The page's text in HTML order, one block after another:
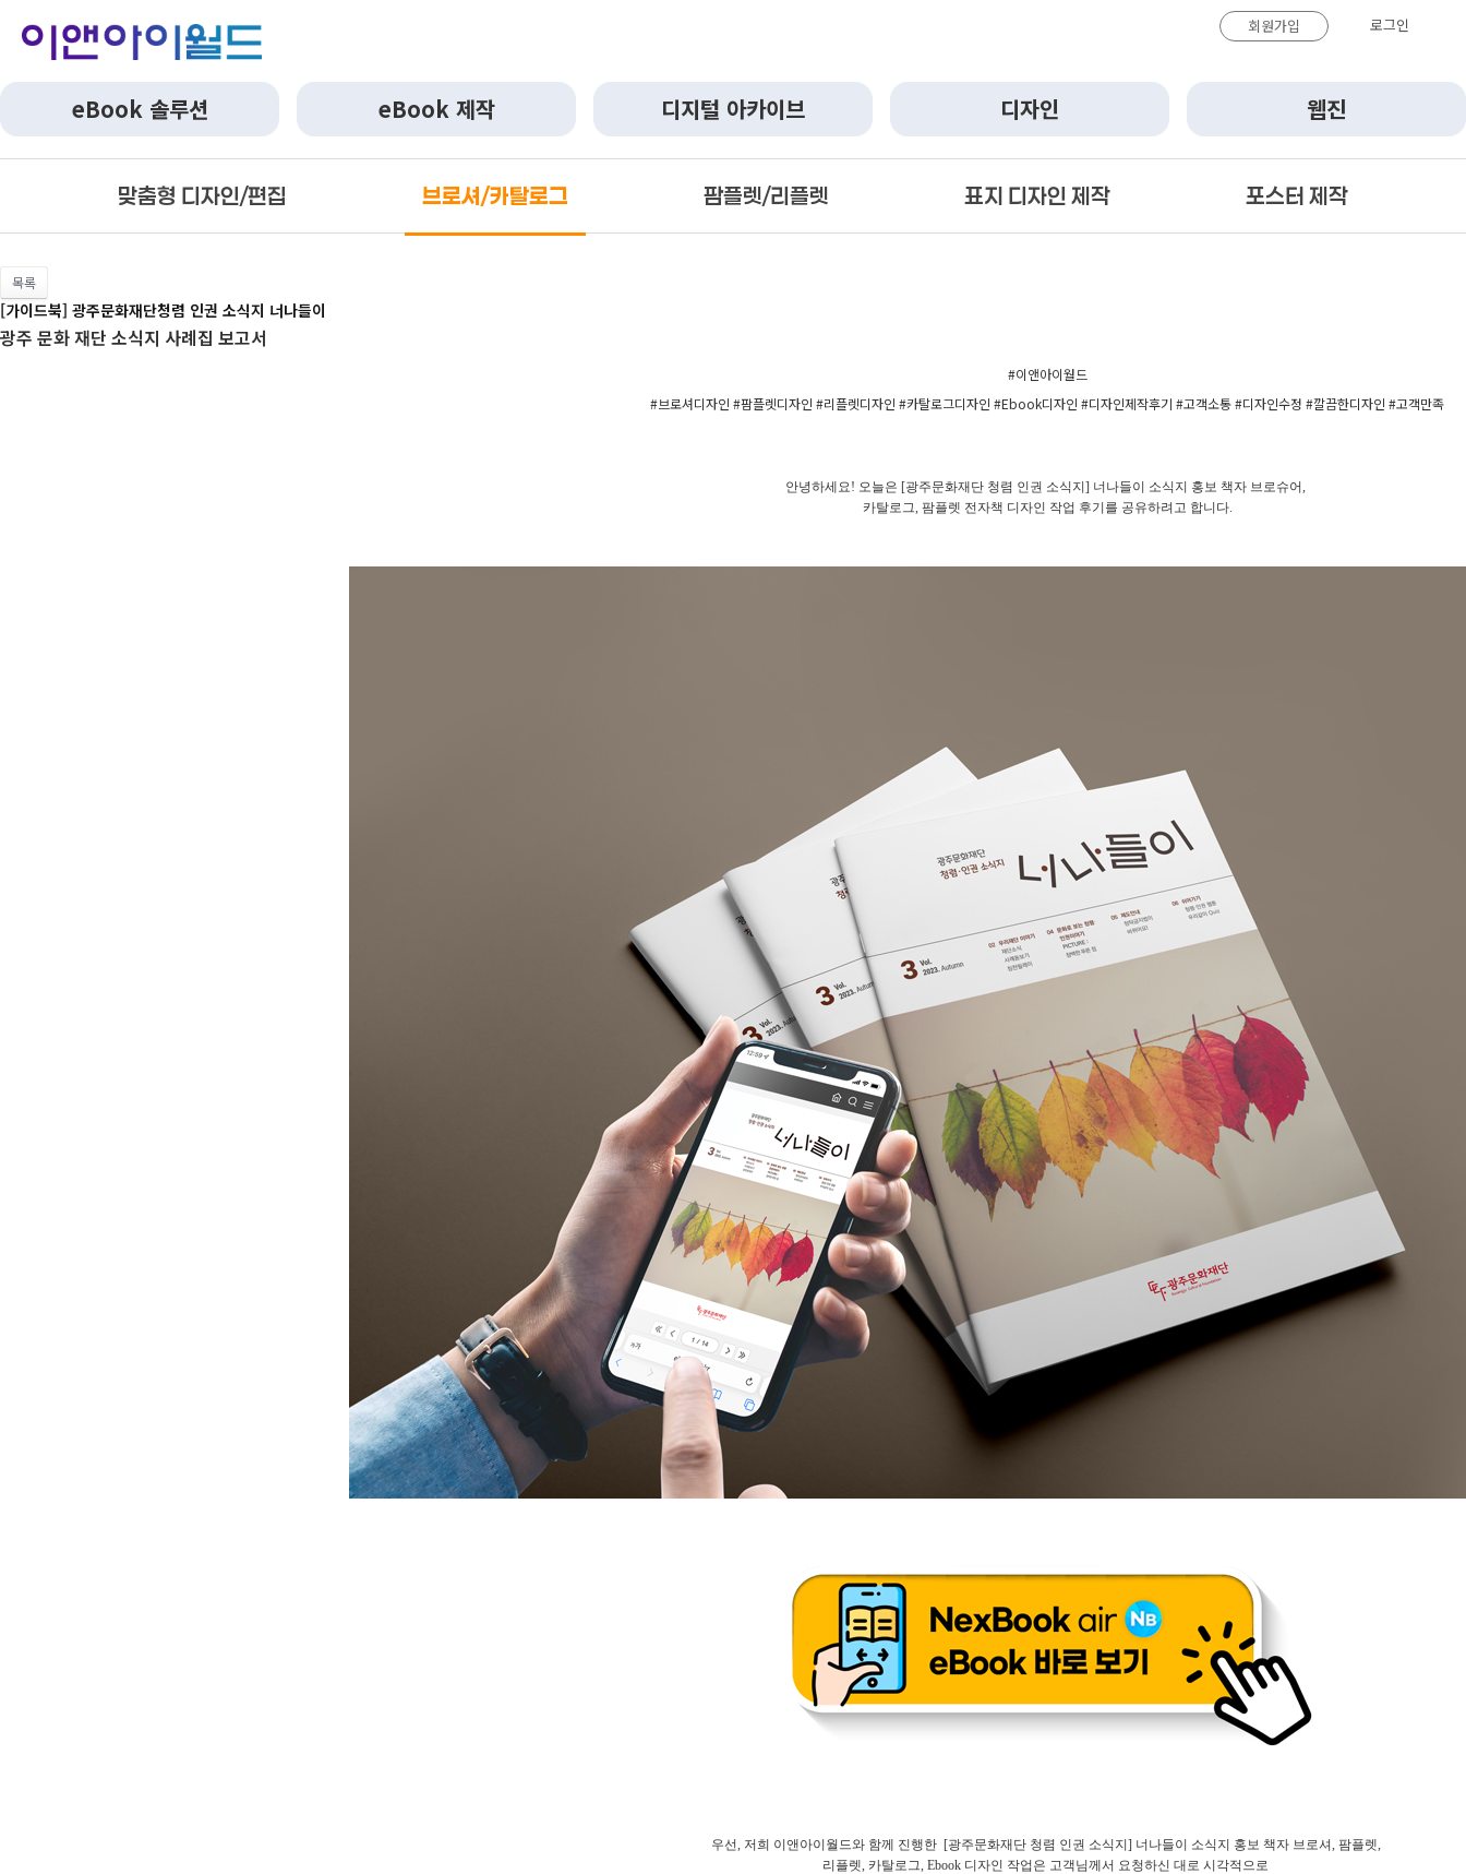
회원가입 로그인
eBook 솔루션 eBook 제작 디지털 아카이브 디자인 웹진
맞춤형 디자인/편집 브로셔/카탈로그 팜플렛/리플렛 표지 디자인 제작 포스터 제작
목록
[가이드북] 광주문화재단청렴 인권 소식지 너나들이
광주 문화 재단 소식지 사례집 보고서
#이앤아이월드
#브로셔디자인 #팜플렛디자인 #리플렛디자인 #카탈로그디자인 #Ebook디자인 #디자인제작후기 #고객소통 #디자인수정 #깔끔한디자인 #고객만족
안녕하세요! 오늘은 [광주문화재단 청렴 인권 소식지] 너나들이 소식지 홍보 책자 브로슈어,
카탈로그, 팜플렛 전자책 디자인 작업 후기를 공유하려고 합니다.
우선, 저희 이앤아이월드와 함께 진행한 [광주문화재단 청렴 인권 소식지] 너나들이 소식지 홍보 책자 브로셔, 팜플렛,
리플렛, 카탈로그, Ebook 디자인 작업은 고객님께서 요청하신 대로 시각적으로